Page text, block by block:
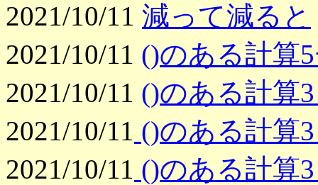
2021/10/11 減って減ると
2021/10/11 ()のある計算
2021/10/11 ()のある計算
2021/10/11 ()のある計算
2021/10/11 ()のある計算